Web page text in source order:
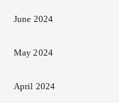
June 2024
May 2024
April 2024